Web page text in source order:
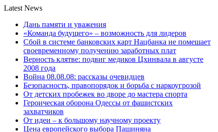
Latest News
Дань памяти и уважения
«Команда будущего» – возможность для лидеров
Сбой в системе банковских карт Нацбанка не помешает
своевременному получению заработных плат
Верность клятве: подвиг медиков Цхинвала в августе
2008 года
Война 08.08.08: рассказы очевидцев
Безопасность, правопорядок и борьба с наркоугрозой
От детских пробежек во дворе до мастера спорта
Героическая оборона Одессы от фашистских
захватчиков
От идеи – к большому научному проекту
Цена европейского выбора Пашиняна